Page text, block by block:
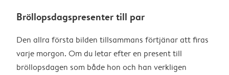
Bröllopsdagspresenter till par
Den allra första bilden tillsammans förtjänar att firas
varje morgon. Om du letar efter en present till
bröllopsdagen som både hon och han verkligen